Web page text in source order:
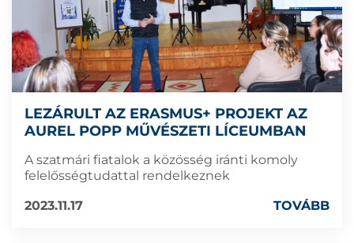
LEZÁRULT AZ ERASMUS+ PROJEKT AZ
AUREL POPP MŰVÉSZETI LÍCEUMBAN
A szatmári fiatalok a közösség iránti komoly
felelősségtudattal rendelkeznek
2023.11.17
TOVÁBB